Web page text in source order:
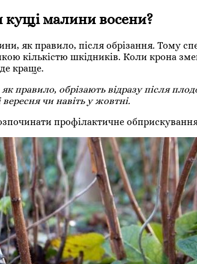
малини восени?
як правило, після обрізання. Тому
кількістю шкідників. Коли крона
краще.
правило, обрізають відразу після
чи навіть у жовтні.
профілактичне